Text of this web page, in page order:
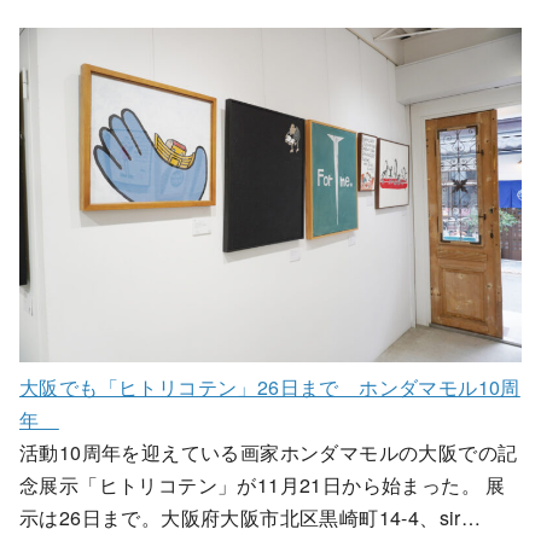
大阪でも「ヒトリコテン」26日まで ホンダマモル10周
年
活動10周年を迎えている画家ホンダマモルの大阪での記
念展示「ヒトリコテン」が11月21日から始まった。 展
示は26日まで。大阪府大阪市北区黒崎町14-4、sir…